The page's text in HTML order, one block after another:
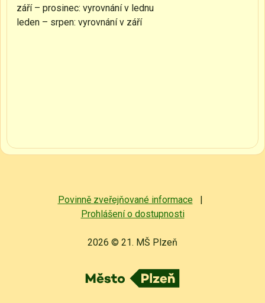
září – prosinec: vyrovnání v lednu
leden – srpen: vyrovnání v září
Povinně zveřejňované informace|
Prohlášení o dostupnosti
2026 © 21. MŠ Plzeň